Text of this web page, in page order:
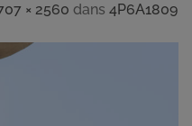
× 2560 dans 4P6A1809